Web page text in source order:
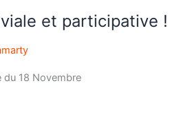
et participative !
du 18 Novembre